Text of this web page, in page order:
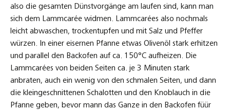
also die gesamten Dünstvorgänge am laufen sind, kann man
sich dem Lammcarée widmen. Lammcarées also nochmals
leicht abwaschen, trockentupfen und mit Salz und Pfeffer
würzen. In einer eisernen Pfanne etwas Olivenöl stark erhitzen
und parallel den Backofen auf ca. 150°C aufheizen. Die
Lammcarées von beiden Seiten ca. je 3 Minuten stark
anbraten, auch ein wenig von den schmalen Seiten, und dann
die kleingeschnittenen Schalotten und den Knoblauch in die
Pfanne geben, bevor mann das Ganze in den Backofen füür